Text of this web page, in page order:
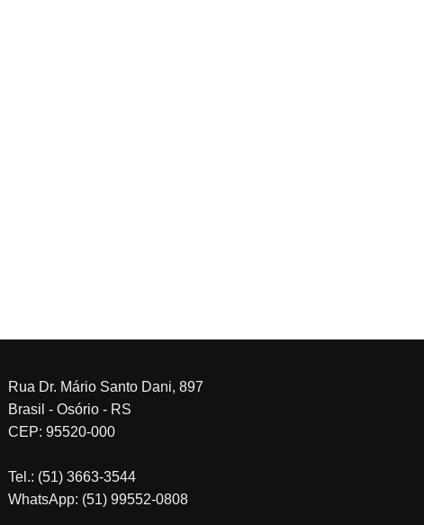
Rua Dr. Mário Santo Dani, 897
Brasil - Osório - RS
CEP: 95520-000
Tel.: (51) 3663-3544
WhatsApp: (51) 99552-0808